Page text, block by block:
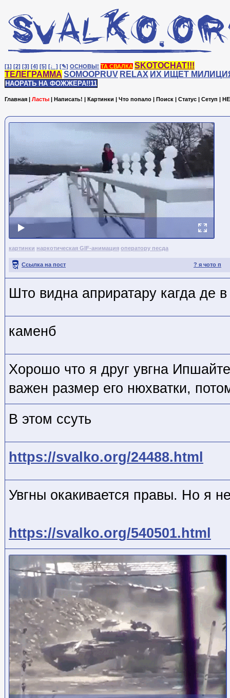
[1] [2] [3] [4] [5] [♩] [✎] ОСНОВЫ! ТА СВАЛКА SKOTOCHAT!!!
ТЕЛЕГРАММА SOMOOPRUV RELAX ИХ ИЩЕТ
НАОРАТЬ НА ФОЖЖЕРА!!11
Главная | Ласты | Написать! | Картинки | Что попало | Поиск | Статус | Сетуп |
картинки наркотическая GIF-анимация оператору песда
? я чото п
Ссылка на пост
Што видна априратару кагда де
каменб
Хорошо что я друг увгна
важен размер его нюхватки,
В этом ссуть
https://svalko.org/24488.html
Увгны окакивается правы. Но я
https://svalko.org/540501.html